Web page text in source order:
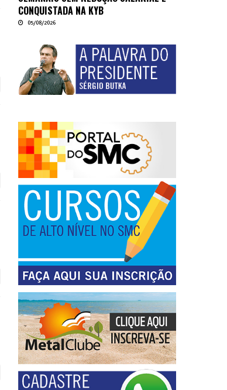
CONQUISTADA NA KYB
05/08/2026